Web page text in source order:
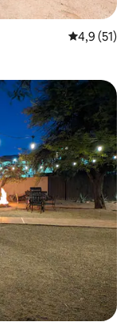
4,9 (51)